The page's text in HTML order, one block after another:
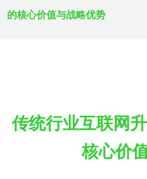
的核心价值与战略优势
传统行业互联网
核心价